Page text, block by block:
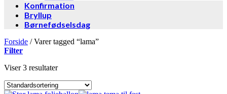
Konfirmation
Bryllup
Børnefødselsdag
Forside /Varer tagged “lama”
Filter
Viser 3 resultater